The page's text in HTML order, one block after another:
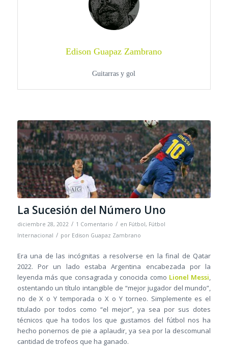
Edison Guapaz Zambrano
Guitarras y gol
La Sucesión del Número Uno
diciembre 28, 2022 / 1 Comentario / en Fútbol, Fútbol
Internacional / por Edison Guapaz Zambrano
Era una de las incógnitas a resolverse en la final de Qatar
2022. Por un lado estaba Argentina encabezada por la
leyenda más que consagrada y conocida como Lionel Messi,
ostentando un título intangible de “mejor jugador del mundo”,
no de X o Y temporada o X o Y torneo. Simplemente es el
titulado por todos como “el mejor”, ya sea por sus dotes
técnicos que ha todos los que gustamos del fútbol nos ha
hecho ponernos de pie a aplaudir, ya sea por la descomunal
cantidad de trofeos que ha ganado.